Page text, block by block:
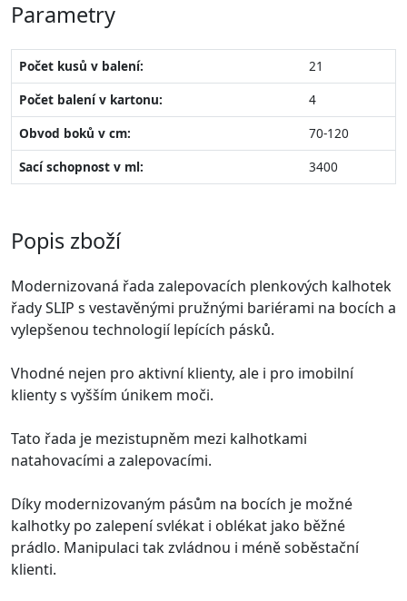
Parametry
Počet kusů v balení:
21
Počet balení v kartonu:
4
Obvod boků v cm:
70-120
Sací schopnost v ml:
3400
Popis zboží
Modernizovaná řada zalepovacích plenkových kalhotek
řady SLIP s vestavěnými pružnými bariérami na bocích a
vylepšenou technologií lepících pásků.
Vhodné nejen pro aktivní klienty, ale i pro imobilní
klienty s vyšším únikem moči.
Tato řada je mezistupněm mezi kalhotkami
natahovacími a zalepovacími.
Díky modernizovaným pásům na bocích je možné
kalhotky po zalepení svlékat i oblékat jako běžné
prádlo. Manipulaci tak zvládnou i méně soběstační
klienti.